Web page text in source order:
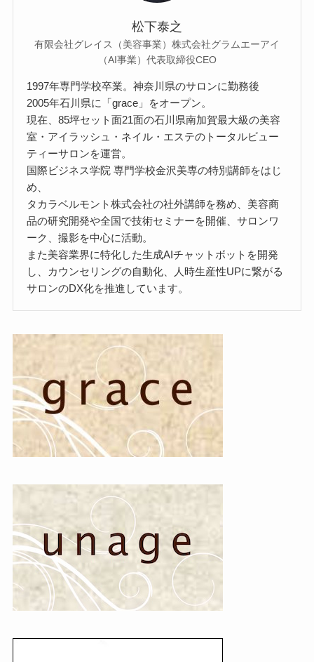
松下泰之
有限会社グレイス（美容事業）株式会社グラムエーアイ
（AI事業）代表取締役CEO
1997年専門学校卒業。神奈川県のサロンに勤務後
2005年石川県に「grace」をオープン。
現在、85坪セット面21面の石川県南加賀最大級の美容
室・アイラッシュ・ネイル・エステのトータルビュー
ティーサロンを運営。
国際ビジネス学院 専門学校金沢美専の特別講師をはじ
め、
タカラベルモント株式会社の社外講師を務め、美容商
品の研究開発や全国で技術セミナーを開催、サロンワ
ーク、撮影を中心に活動。
また美容業界に特化した生成AIチャットボットを開発
し、カウンセリングの自動化、人時生産性UPに繋がる
サロンのDX化を推進しています。